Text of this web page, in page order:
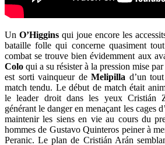
Un O’Higgins qui joue encore les
bataille folle qui concerne quasiment
combat se trouve bien évidemment aux
Colo qui a su résister à la pression mise par
est sorti vainqueur deMelipilla d’un
match tendu. Le début de match était
le leader droit dans les yeux Cristián
générant le danger en menaçant les cages
maintenir les siens en vie au cours du
hommes de Gustavo Quinteros peiner à
Peranic. Le plan de Cristián Arán